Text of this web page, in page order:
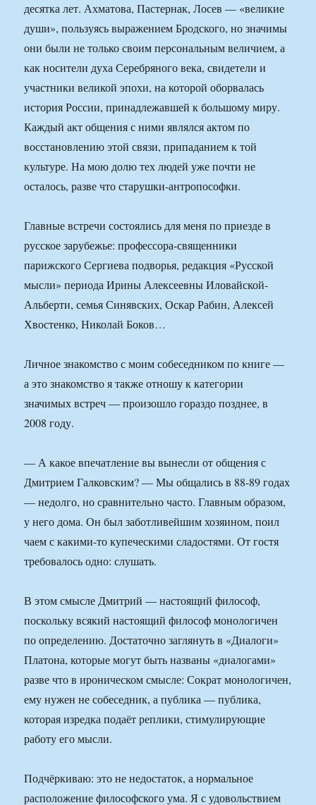
десятка лет. Ахматова, Пастернак, Лосев — «великие
души», пользуясь выражением Бродского, но значимы
они были не только своим персональным величием, а
как носители духа Серебряного века, свидетели и
участники великой эпохи, на которой оборвалась
история России, принадлежавшей к большому миру.
Каждый акт общения с ними являлся актом по
восстановлению этой связи, припаданием к той
культуре. На мою долю тех людей уже почти не
осталось, разве что старушки-антропософки.
Главные встречи состоялись для меня по приезде в
русское зарубежье: профессора-священники
парижского Сергиева подворья, редакция «Русской
мысли» периода Ирины Алексеевны Иловайской-
Альберти, семья Синявских, Оскар Рабин, Алексей
Хвостенко, Николай Боков…
Личное знакомство с моим собеседником по книге —
а это знакомство я также отношу к категории
значимых встреч — произошло гораздо позднее, в
2008 году.
— А какое впечатление вы вынесли от общения с
Дмитрием Галковским? — Мы общались в 88-89 годах
— недолго, но сравнительно часто. Главным образом,
у него дома. Он был заботливейшим хозяином, поил
чаем с какими-то купеческими сладостями. От гостя
требовалось одно: слушать.
В этом смысле Дмитрий — настоящий философ,
поскольку всякий настоящий философ монологичен
по определению. Достаточно заглянуть в «Диалоги»
Платона, которые могут быть названы «диалогами»
разве что в ироническом смысле: Сократ монологичен,
ему нужен не собеседник, а публика — публика,
которая изредка подаёт реплики, стимулирующие
работу его мысли.
Подчёркиваю: это не недостаток, а нормальное
расположение философского ума. Я с удовольствием